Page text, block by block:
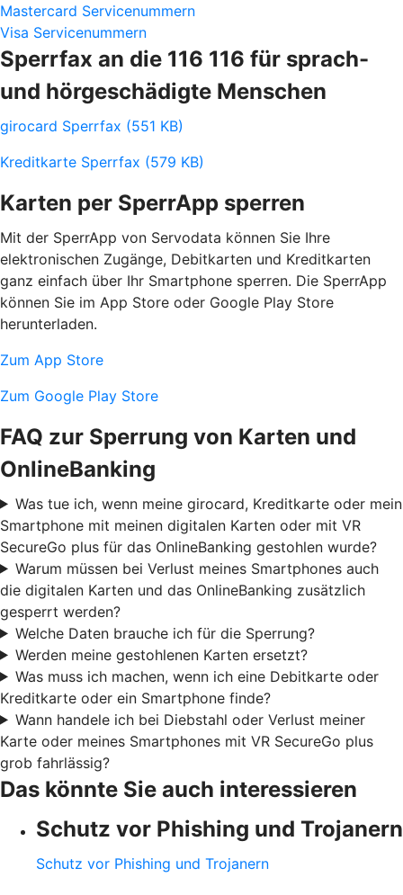
Mastercard Servicenummern
Visa Servicenummern
Sperrfax an die 116 116 für sprach-
und hörgeschädigte Menschen
girocard Sperrfax (551 KB)
Kreditkarte Sperrfax (579 KB)
Karten per SperrApp sperren
Mit der SperrApp von Servodata können Sie Ihre
elektronischen Zugänge, Debitkarten und Kreditkarten
ganz einfach über Ihr Smartphone sperren. Die SperrApp
können Sie im App Store oder Google Play Store
herunterladen.
Zum App Store
Zum Google Play Store
FAQ zur Sperrung von Karten und
OnlineBanking
Was tue ich, wenn meine girocard, Kreditkarte oder mein
Smartphone mit meinen digitalen Karten oder mit VR
SecureGo plus für das OnlineBanking gestohlen wurde?
Warum müssen bei Verlust meines Smartphones auch
die digitalen Karten und das OnlineBanking zusätzlich
gesperrt werden?
Welche Daten brauche ich für die Sperrung?
Werden meine gestohlenen Karten ersetzt?
Was muss ich machen, wenn ich eine Debitkarte oder
Kreditkarte oder ein Smartphone finde?
Wann handele ich bei Diebstahl oder Verlust meiner
Karte oder meines Smartphones mit VR SecureGo plus
grob fahrlässig?
Das könnte Sie auch interessieren
Schutz vor Phishing und Trojanern
Schutz vor Phishing und Trojanern